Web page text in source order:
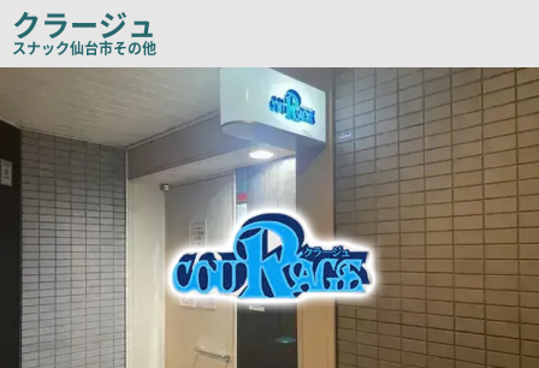
コ
ピ
クラージュ
スナック仙台市その他
店
画